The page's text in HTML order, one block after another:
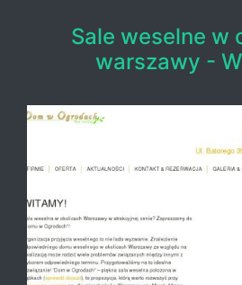
Sale weselne w
warszawy -